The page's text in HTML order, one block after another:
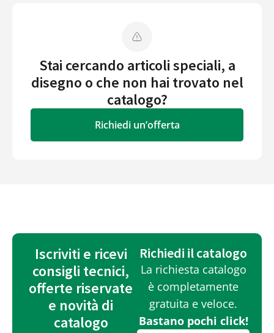
Stai cercando articoli speciali, a
disegno o che non hai trovato nel
catalogo?
Richiedi un’offerta
Iscriviti e ricevi
consigli tecnici,
offerte riservate
e novità di
catalogo
Richiedi il catalogo
La richiesta catalogo
è completamente
gratuita e veloce.
Bastano pochi click!